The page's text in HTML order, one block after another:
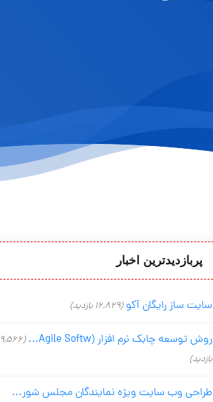
پربازدیدترین اخبار
سایت ساز رایگان آکو (16,829 بازدید)
روش توسعه چابک نرم افزار (Agile Softw...
(9,566
بازدید)
طراحی وب سایت ویژه نمایندگان مجلس شور...